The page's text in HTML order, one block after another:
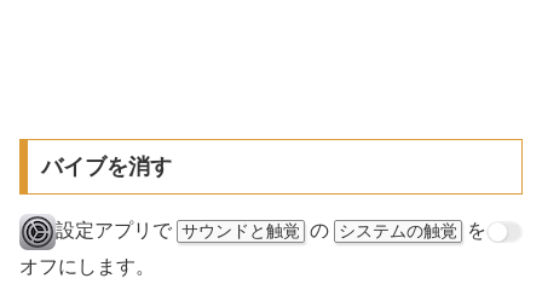
バイブを消す
設定アプリで サウンドと触覚 の システムの触覚
を
オフにします。